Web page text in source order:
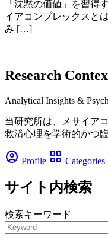
「沈黙の価値」を習得
イアコンプレックスと
み […]
Research
Analytical Insights &
当研究所は、メサイア
救済心理を学術的かつ
account_circle Profile grid_view Categories
サイト内検索
検索キーワード